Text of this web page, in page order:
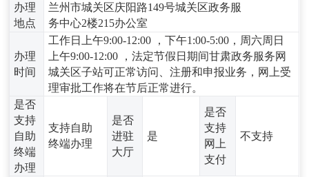
办理
地点
兰州市城关区庆阳路149号城关区政务服
务中心2楼215办公室
办理
时间
工作日上午9:00-12:00 ，下午1:00-5:00，周六周日
上午9:00-12:00 ，法定节假日期间甘肃政务服务网
城关区子站可正常访问、注册和申报业务，网上受
理审批工作将在节后正常进行。
是否
支持
自助
终端
办理
支持自助
终端办理
是否
进驻
大厅
是
是否
支持
网上
支付
不支持